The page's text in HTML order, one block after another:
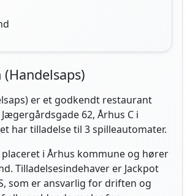
er et godkendt restaurant
62, Århus C i
har tilladelse til 3 spilleautomater.
i Århus kommune og hører
Tilladelsesindehaver er Jackpot
som er ansvarlig for driften og